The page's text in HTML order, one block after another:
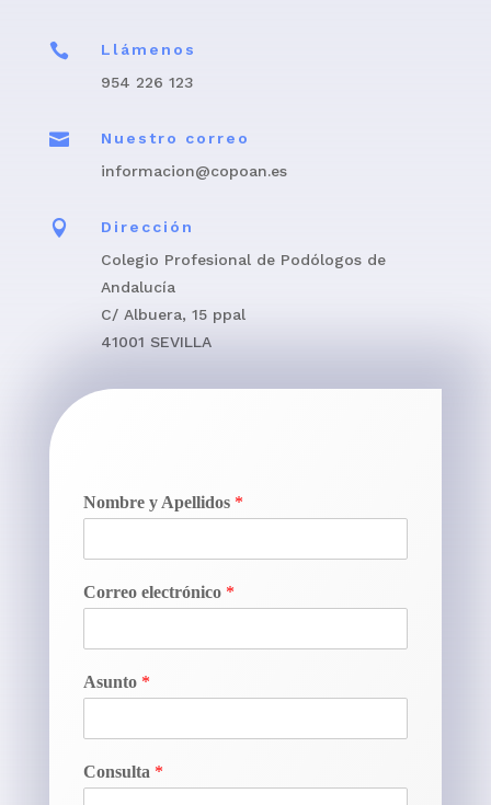

Llámenos
954 226 123

Nuestro correo
informacion@copoan.es

Dirección
Colegio Profesional de Podólogos de
Andalucía
C/ Albuera, 15 ppal
41001 SEVILLA
Nombre y Apellidos *
Correo electrónico *
Asunto *
Consulta *